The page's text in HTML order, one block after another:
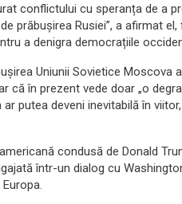
conflictului cu speranța de a
prăbușirea Rusiei”, a afirmat
a denigra democrațiile
Uniunii Sovietice Moscova
că în prezent vede doar „o
putea deveni inevitabilă în
condusă de Donald
într-un dialog cu